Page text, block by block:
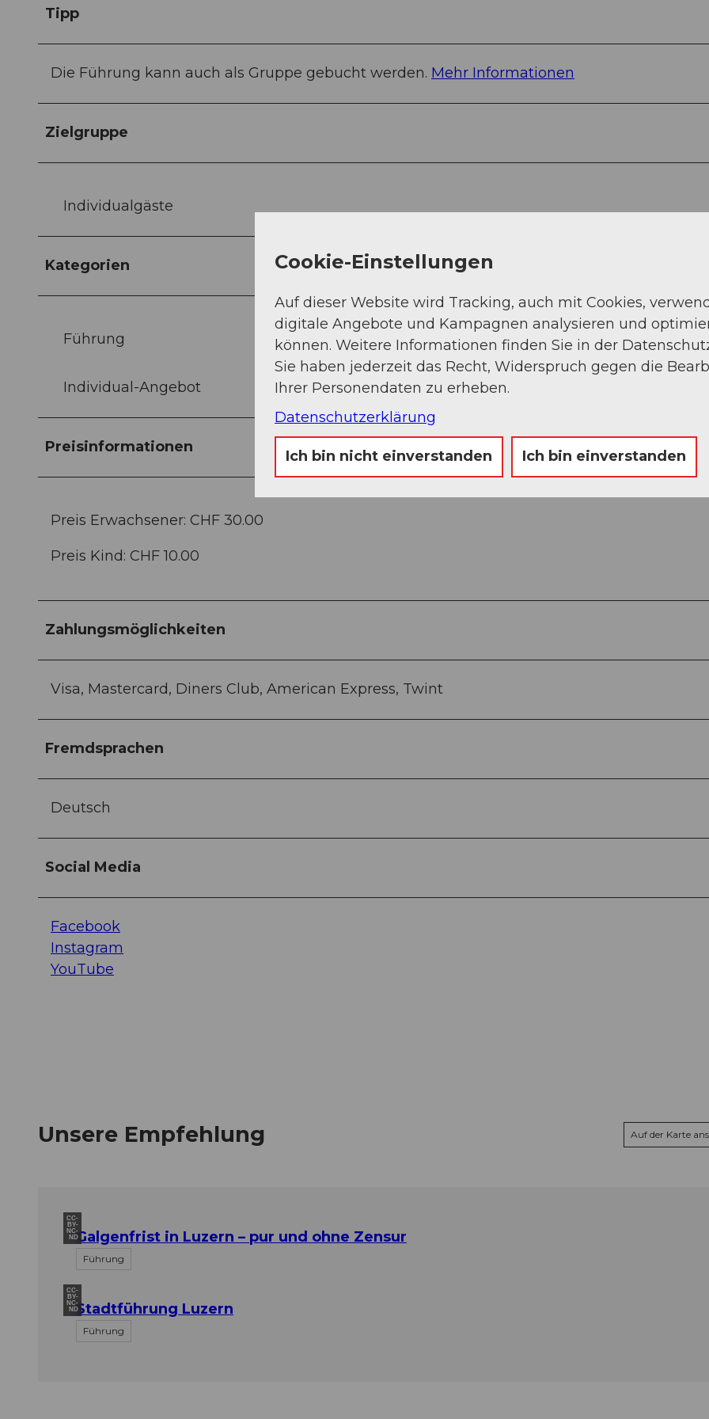
u
j
Tipp
Die Führung kann auch als Gruppe gebucht werden. Mehr Informationen
Zielgruppe
Individualgäste
Kategorien
Führung
Individual-Angebot
Preisinformationen
Preis Erwachsener: CHF 30.00
Preis Kind: CHF 10.00
Zahlungsmöglichkeiten
Visa, Mastercard, Diners Club, American Express, Twint
Fremdsprachen
Deutsch
Social Media
Facebook
Instagram
YouTube
Unsere Empfehlung Auf der Karte
CC-
BY-
NC-
NDGalgenfrist in Luzern – pur und ohne Zensur
Führung
CC-
BY-
NC-
NDStadtführung Luzern
Führung
Cookie-Einstellungen
Auf dieser Website wird Tracking, auch mit Cookies,
digitale Angebote und Kampagnen analysieren und
können. Weitere Informationen finden Sie in der
Sie haben jederzeit das Recht, Widerspruch gegen die
Ihrer Personendaten zu erheben.
Datenschutzerklärung
Ich bin nicht einverstanden Ich bin einverstanden